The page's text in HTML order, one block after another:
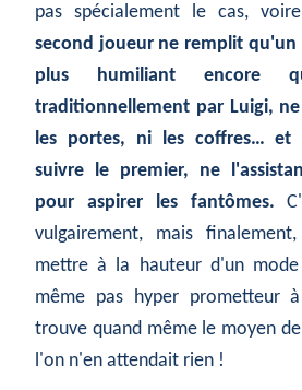
pas spécialement le cas,
second joueur ne remplit
plus humiliant encore
traditionnellement par Luigi,
les portes, ni les coffres… et
suivre le premier, ne
pour aspirer les fantômes.
vulgairement, mais
mettre à la hauteur d'un
même pas hyper prometteur
trouve quand même le moyen
l'on n'en attendait rien !